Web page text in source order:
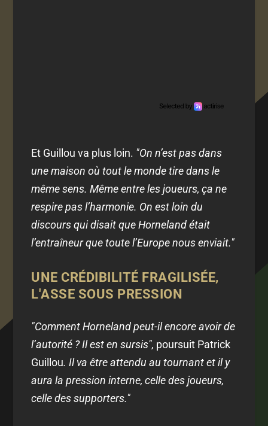
Et Guillou va plus loin. "On n’est pas dans
une maison où tout le monde tire dans le
même sens. Même entre les joueurs, ça ne
respire pas l’harmonie. On est loin du
discours qui disait que Horneland était
l’entraîneur que toute l’Europe nous enviait."
UNE CRÉDIBILITÉ FRAGILISÉE,
L'ASSE SOUS PRESSION
"Comment Horneland peut-il encore avoir de
l’autorité ? Il est en sursis", poursuit Patrick
Guillou. Il va être attendu au tournant et il y
aura la pression interne, celle des joueurs,
celle des supporters."